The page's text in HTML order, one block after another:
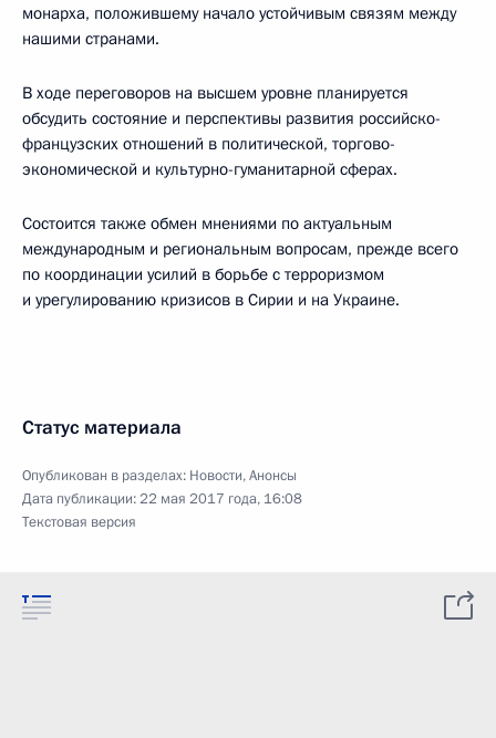
монарха, положившему начало устойчивым связям между
нашими странами.
В ходе переговоров на высшем уровне планируется
обсудить состояние и перспективы развития российско-
французских отношений в политической, торгово-
экономической и культурно-гуманитарной сферах.
Состоится также обмен мнениями по актуальным
международным и региональным вопросам, прежде всего
по координации усилий в борьбе с терроризмом
и урегулированию кризисов в Сирии и на Украине.
Статус материала
Опубликован в разделах: Новости,Анонсы
Дата публикации:22 мая 2017 года, 16:08
Текстовая версия